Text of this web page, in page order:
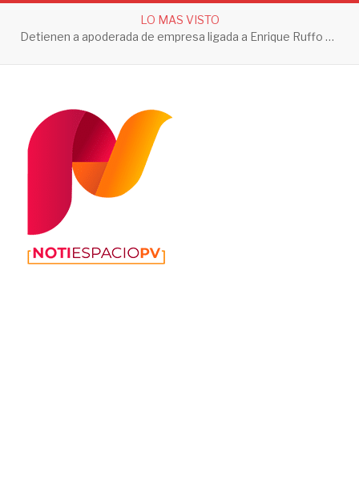
LO MAS VISTO
Detienen a apoderada de empresa ligada a Enrique Ruffo por investigación de Huachicol Fiscal